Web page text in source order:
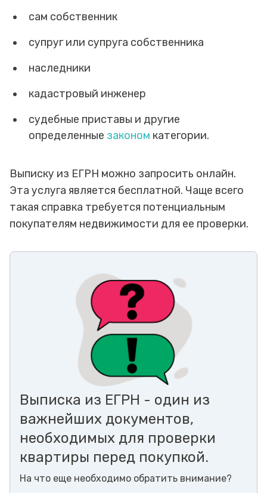
сам собственник
супруг или супруга собственника
наследники
кадастровый инженер
судебные приставы и другие
определенные законом категории.
Выписку из ЕГРН можно запросить онлайн.
Эта услуга является бесплатной. Чаще всего
такая справка требуется потенциальным
покупателям недвижимости для ее проверки.
Выписка из ЕГРН - один из
важнейших документов,
необходимых для проверки
квартиры перед покупкой.
На что еще необходимо обратить внимание?